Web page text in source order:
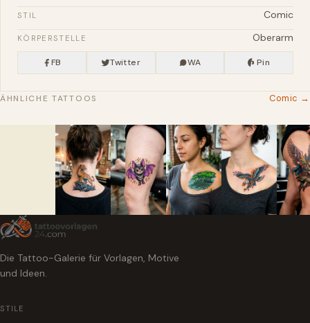
STIL Comic
KÖRPERSTELLE Oberarm
FB Twitter WA Pin
ÄHNLICHE TATTOOS Comic →
Die Tattoo-Galerie für Vorlagen, Motive
und Ideen.
STILE